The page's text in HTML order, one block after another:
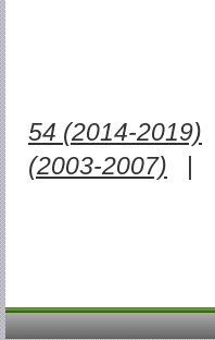
54 (2014-2019)
(2003-2007) |